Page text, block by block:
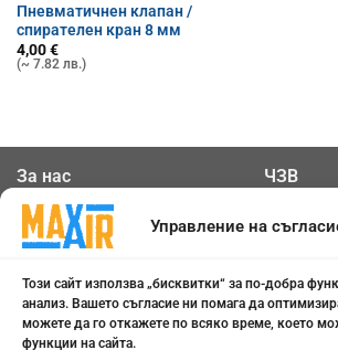
Управление на
Този сайт използва „бисквитки“ за по-добра
анализ. Вашето съгласие ни помага да
можете да го откажете по всяко време, което
функции на сайта.
Пневматичнен клапан /
спирателен кран 8 мм
4,00€
(~ 7.82 лв.)
За нас
Общи условия
поверителност
ЧЗВ